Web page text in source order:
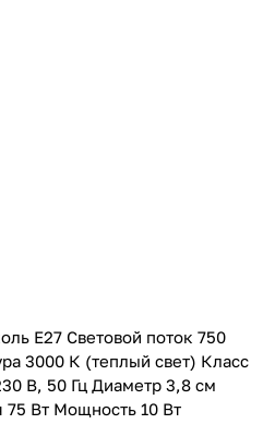
E27 Световой поток 750
3000 К (теплый свет) Класс
В, 50 Гц Диаметр 3,8 см
75 Вт Мощность 10 Вт